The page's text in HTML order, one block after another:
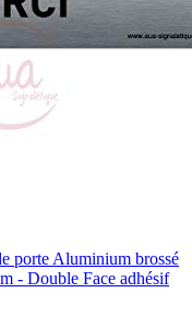
porte Aluminium brossé
- Double Face adhésif